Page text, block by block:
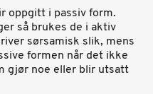
oppgitt i passiv form.
så brukes de i aktiv
sørsamisk slik, mens
formen når det ikke
gjør noe eller blir utsatt